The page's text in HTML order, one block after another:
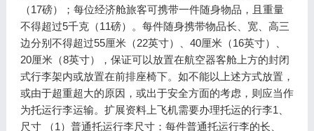
（17磅）；每位经济舱旅客可携带一件随身物品，且重量
不得超过5千克（11磅）。每件随身携带物品长、宽、高三
边分别不得超过55厘米（22英寸）、40厘米（16英寸）、
20厘米（8英寸），保证可以放置在航空器客舱上方的封闭
式行李架内或放置在前排座椅下。如不能以上述方式放置，
或由于超重超大的原因，或出于安全方面的考虑，则应当作
为托运行李运输。扩展资料上飞机需要办理托运的行李1、
尺寸 （1）普通托运行李尺寸：每件普通托运行李的长、